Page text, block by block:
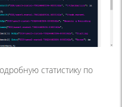
статистику по